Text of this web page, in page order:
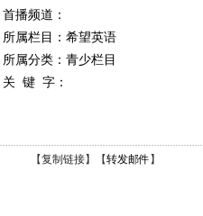
首播频道：
所属栏目： 希望英语
所属分类：青少栏目
关 键 字：
【复制链接】【转发邮件 】